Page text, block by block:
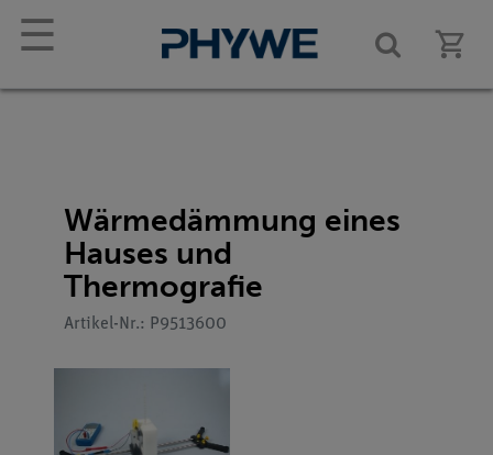
☰
Wärmedämmung eines
Hauses und
Thermografie
Artikel-Nr.: P9513600